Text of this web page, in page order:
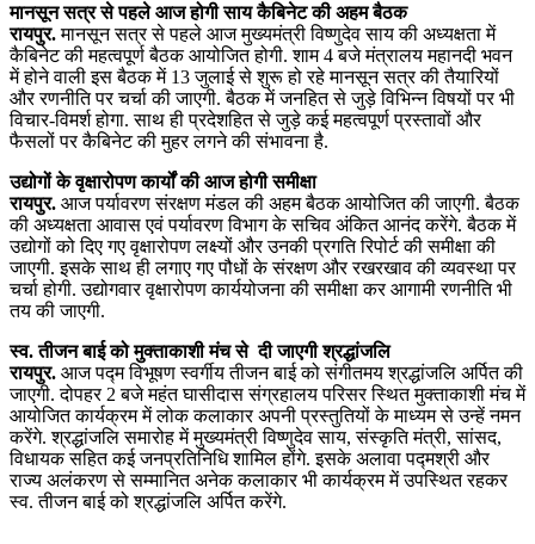
मानसून सत्र से पहले आज होगी साय कैबिनेट की अहम बैठक
रायपुर.मानसून सत्र से पहले आज मुख्यमंत्री विष्णुदेव साय की अध्यक्षता में
कैबिनेट की महत्वपूर्ण बैठक आयोजित होगी. शाम 4 बजे मंत्रालय महानदी भवन
में होने वाली इस बैठक में 13 जुलाई से शुरू हो रहे मानसून सत्र की तैयारियों
और रणनीति पर चर्चा की जाएगी. बैठक में जनहित से जुड़े विभिन्न विषयों पर भी
विचार-विमर्श होगा. साथ ही प्रदेशहित से जुड़े कई महत्वपूर्ण प्रस्तावों और
फैसलों पर कैबिनेट की मुहर लगने की संभावना है.
उद्योगों के वृक्षारोपण कार्यों की आज होगी समीक्षा
रायपुर. आज पर्यावरण संरक्षण मंडल की अहम बैठक आयोजित की जाएगी. बैठक
की अध्यक्षता आवास एवं पर्यावरण विभाग के सचिव अंकित आनंद करेंगे. बैठक में
उद्योगों को दिए गए वृक्षारोपण लक्ष्यों और उनकी प्रगति रिपोर्ट की समीक्षा की
जाएगी. इसके साथ ही लगाए गए पौधों के संरक्षण और रखरखाव की व्यवस्था पर
चर्चा होगी. उद्योगवार वृक्षारोपण कार्ययोजना की समीक्षा कर आगामी रणनीति भी
तय की जाएगी.
स्व. तीजन बाई को मुक्ताकाशी मंच से दी जाएगी श्रद्धांजलि
रायपुर. आज पद्म विभूषण स्वर्गीय तीजन बाई को संगीतमय श्रद्धांजलि अर्पित की
जाएगी. दोपहर 2 बजे महंत घासीदास संग्रहालय परिसर स्थित मुक्ताकाशी मंच में
आयोजित कार्यक्रम में लोक कलाकार अपनी प्रस्तुतियों के माध्यम से उन्हें नमन
करेंगे. श्रद्धांजलि समारोह में मुख्यमंत्री विष्णुदेव साय, संस्कृति मंत्री, सांसद,
विधायक सहित कई जनप्रतिनिधि शामिल होंगे. इसके अलावा पद्मश्री और
राज्य अलंकरण से सम्मानित अनेक कलाकार भी कार्यक्रम में उपस्थित रहकर
स्व. तीजन बाई को श्रद्धांजलि अर्पित करेंगे.